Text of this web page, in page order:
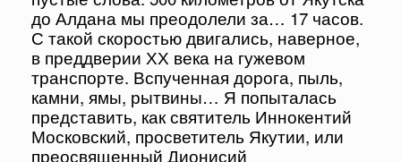
до Алдана мы преодолели за… 17 часов.
С такой скоростью двигались, наверное,
в преддверии ХХ века на гужевом
транспорте. Вспученная дорога, пыль,
камни, ямы, рытвины… Я попыталась
представить, как святитель Иннокентий
Московский, просветитель Якутии, или
преосвященный Дионисий